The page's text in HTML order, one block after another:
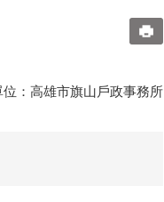
：高雄市旗山戶政事務所